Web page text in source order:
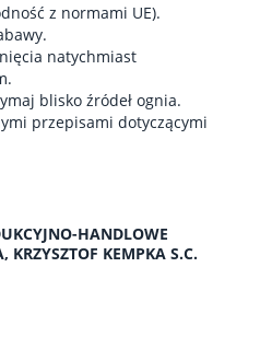
z normami UE).
natychmiast
blisko źródeł ognia.
przepisami dotyczącymi
HANDLOWE
KRZYSZTOF KEMPKA S.C.